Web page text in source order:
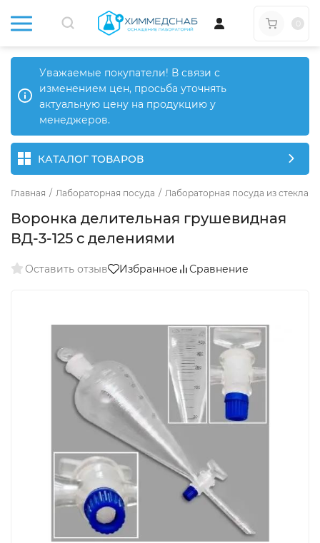
Уважаемые покупатели! В связи с
изменением цен, просьба уточнять
актуальную цену на продукцию у
менеджеров.
КАТАЛОГ ТОВАРОВ
Главная / Лабораторная посуда / Лабораторная посуда из стекла
Воронка делительная грушевидная
ВД-3-125 с делениями
Оставить отзыв Избранное Сравнение